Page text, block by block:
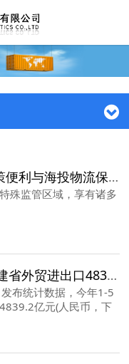
综合保税区的政策便利与海投物流保税业务简介
殊监管区域，享有诸多
2020年前五月福建省外贸进出口4839.2亿元
布统计数据，今年1-5
亿元(人民币，下